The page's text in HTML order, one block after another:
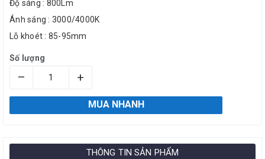
Độ sáng : 800Lm
Ánh sáng : 3000/4000K
Lỗ khoét : 85-95mm
Số lượng
– +
MUA NHANH
THÔNG TIN SẢN PHẨM